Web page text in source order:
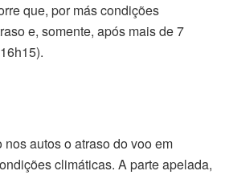
que, por más condições
e, somente, após mais de 7
nos autos o atraso do voo em
climáticas. A parte apelada,